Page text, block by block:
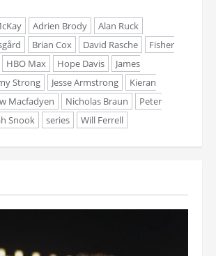
Adrien Brody
Alan Ruck
Brian Cox David Rasche
Fisher
HBO Max Hope Davis
James
Strong Jesse Armstrong
Kieran
Macfadyen Nicholas Braun
Peter
Snook series Will Ferrell